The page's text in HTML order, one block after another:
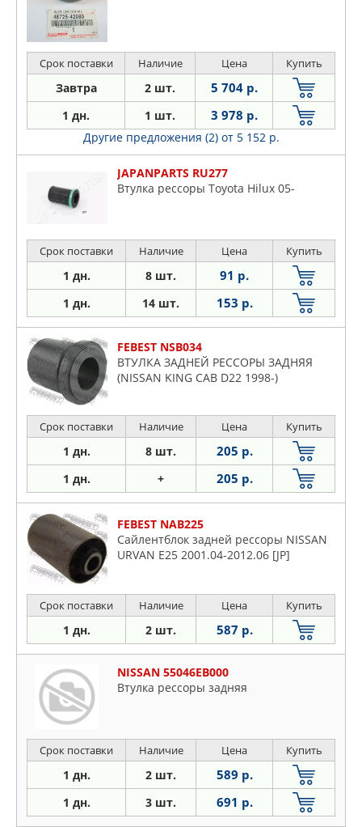
Срок поставки Наличие Цена Купить
Завтра 2 шт. 5 704 р.
1 дн. 1 шт. 3 978 р.
Другие предложения (2) от 5 152 р.
JAPANPARTS RU277
Втулка рессоры Toyota Hilux 05-
Срок поставки Наличие Цена Купить
1 дн. 8 шт. 91 р.
1 дн. 14 шт. 153 р.
FEBEST NSB034
ВТУЛКА ЗАДНЕЙ РЕССОРЫ ЗАДНЯЯ
(NISSAN KING CAB D22 1998-)
Срок поставки Наличие Цена Купить
1 дн. 8 шт. 205 р.
1 дн. + 205 р.
FEBEST NAB225
Сайлентблок задней рессоры NISSAN
URVAN E25 2001.04-2012.06 [JP]
Срок поставки Наличие Цена Купить
1 дн. 2 шт. 587 р.
NISSAN 55046EB000
Втулка рессоры задняя
Срок поставки Наличие Цена Купить
1 дн. 2 шт. 589 р.
1 дн. 3 шт. 691 р.